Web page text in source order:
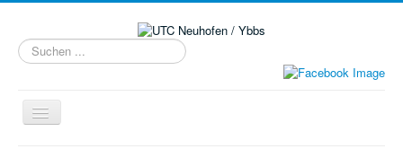
Suchen
...
Navigation